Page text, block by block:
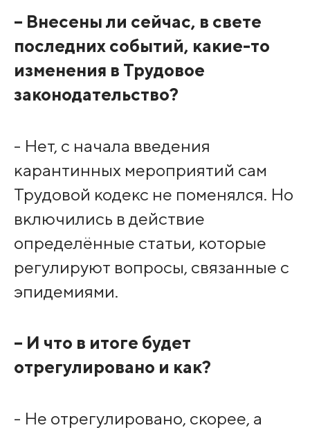
– Внесены ли сейчас, в свете
последних событий, какие-то
изменения в Трудовое
законодательство?
- Нет, с начала введения
карантинных мероприятий сам
Трудовой кодекс не поменялся. Но
включились в действие
определённые статьи, которые
регулируют вопросы, связанные с
эпидемиями.
– И что в итоге будет
отрегулировано и как?
- Не отрегулировано, скорее, а